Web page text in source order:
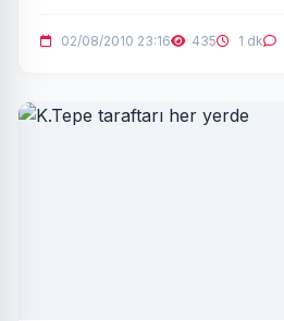
02/08/2010 23:16 435 1 dk